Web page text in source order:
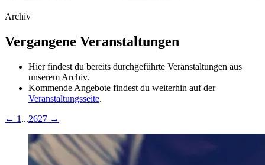
Archiv
Vergangene Veranstaltungen
Hier findest du bereits durchgeführte Veranstaltungen aus
unserem Archiv.
Kommende Angebote findest du weiterhin auf der
Veranstaltungsseite.
← 1 ...2627 →